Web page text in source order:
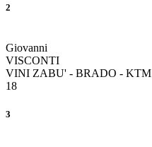
2
Giovanni
VISCONTI
VINI ZABU' - BRADO - KTM
18
3